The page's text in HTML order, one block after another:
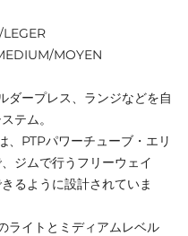
MOYEN
ダープレス、ランジなどを自
テム。
、PTPパワーチューブ・エリ
ジムで行うフリーウェイ
るように設計されていま
ライトとミディアムレベル